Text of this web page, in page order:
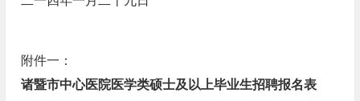
附件一：
诸暨市中心医院医学类硕士及以上毕业生招聘报名表